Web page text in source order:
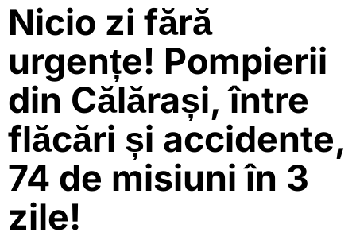
Nicio zi fără
urgențe! Pompierii
din Călărași, între
flăcări și accidente,
74 de misiuni în 3
zile!